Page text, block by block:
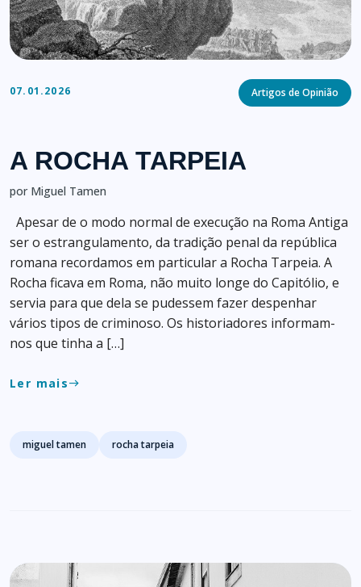
07.01.2026 Categories
Artigos de Opinião
A ROCHA TARPEIA
por Miguel Tamen
Apesar de o modo normal de execução na Roma Antiga
ser o estrangulamento, da tradição penal da república
romana recordamos em particular a Rocha Tarpeia. A
Rocha ficava em Roma, não muito longe do Capitólio, e
servia para que dela se pudessem fazer despenhar
vários tipos de criminoso. Os historiadores informam-
nos que tinha a […]
Ler maiseast
Tags
miguel tamen rocha tarpeia